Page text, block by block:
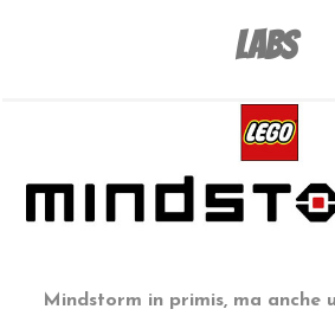
Labs
Mindstorm in primis, ma anche